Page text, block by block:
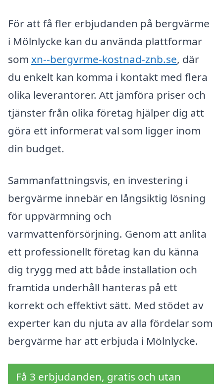
För att få fler erbjudanden på bergvärme
i Mölnlycke kan du använda plattformar
som xn--bergvrme-kostnad-znb.se, där
du enkelt kan komma i kontakt med flera
olika leverantörer. Att jämföra priser och
tjänster från olika företag hjälper dig att
göra ett informerat val som ligger inom
din budget.
Sammanfattningsvis, en investering i
bergvärme innebär en långsiktig lösning
för uppvärmning och
varmvattenförsörjning. Genom att anlita
ett professionellt företag kan du känna
dig trygg med att både installation och
framtida underhåll hanteras på ett
korrekt och effektivt sätt. Med stödet av
experter kan du njuta av alla fördelar som
bergvärme har att erbjuda i Mölnlycke.
Få 3 erbjudanden, gratis och utan